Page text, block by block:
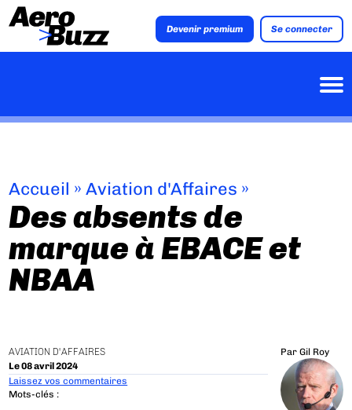
Devenir premium Se connecter
Accueil »Aviation d'Affaires »
Des absents de
marque à EBACE et
NBAA
AVIATION D'AFFAIRES
Le 08 avril 2024
Par Gil Roy
Laissez vos commentaires
Mots-clés :